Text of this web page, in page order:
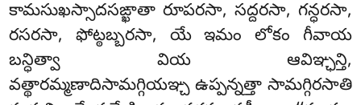
కామసుఖస్సాదసఙ్ఖాతా రూపరసా, సద్దరసా, గన్ధరసా,
రసరసా, ఫోట్ఠబ్బరసా, యే ఇమం లోకం గీవాయ
బన్ధిత్వా వియ ఆవిఞ్ఛన్తి,
వత్థారమ్మణాదిసామగ్గియఞ్చ ఉప్పన్నత్తా సామగ్గిరసాతి